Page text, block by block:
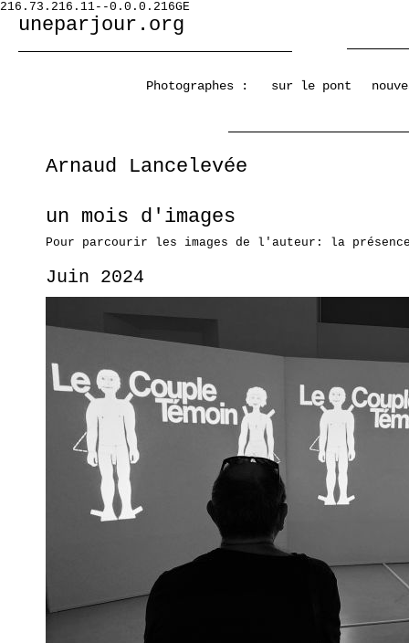
216.73.216.11--0.0.0.216GE
uneparjour.org
Photographes : sur le pont
Arnaud Lancelevée
un mois d'images
Pour parcourir les images de l'auteur: la
Juin 2024